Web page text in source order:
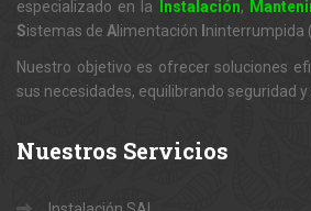
especializado en la
Instalación,
Sistemas de A limentación ninterrumpida
Nuestro objetivo es ofrecer soluciones
sus necesidades, equilibrando seguridad
Nuestros Servicios